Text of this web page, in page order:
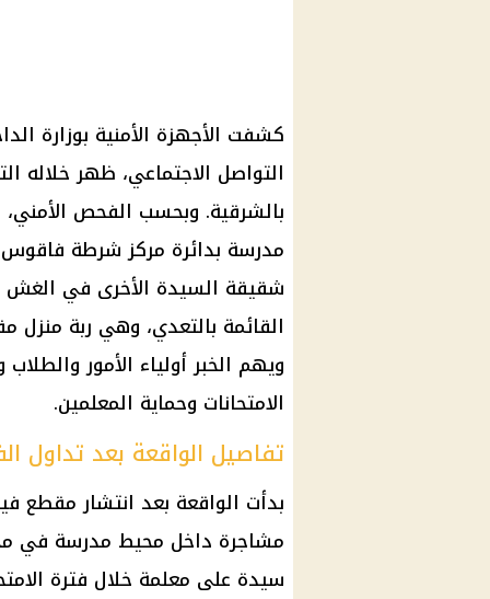
كشفت الأجهزة الأمنية بوزارة
التواصل الاجتماعي، ظهر
مدرسة بدائرة مركز شرطة
شقيقة السيدة الأخرى في الغش
القائمة بالتعدي، وهي ربة منزل
ويهم الخبر أولياء الأمور والطلاب
الامتحانات وحماية المعلمين.
تفاصيل الواقعة بعد تداول
بدأت الواقعة بعد انتشار مقطع
مشاجرة داخل محيط مدرسة في
سيدة على معلمة خلال فترة